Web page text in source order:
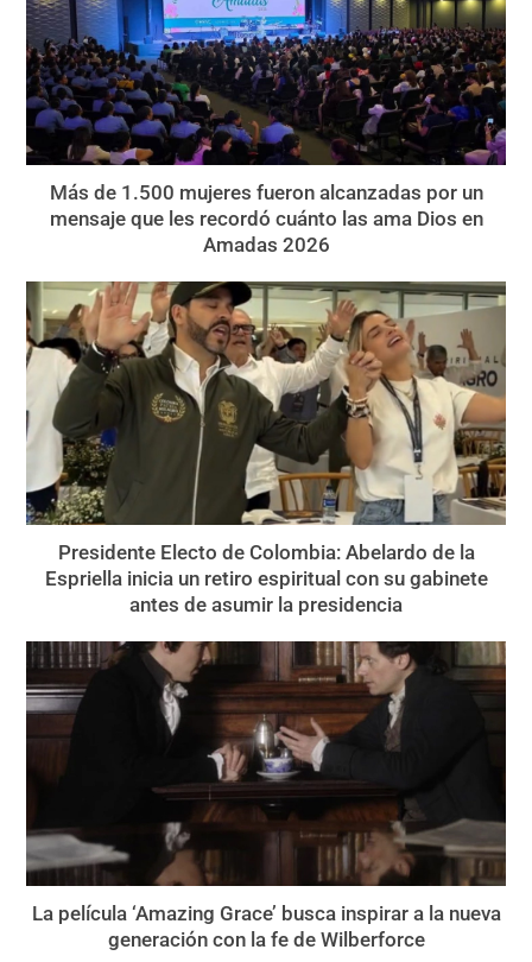
Más de 1.500 mujeres fueron alcanzadas por un
mensaje que les recordó cuánto las ama Dios en
Amadas 2026
Presidente Electo de Colombia: Abelardo de la
Espriella inicia un retiro espiritual con su gabinete
antes de asumir la presidencia
La película ‘Amazing Grace’ busca inspirar a la nueva
generación con la fe de Wilberforce